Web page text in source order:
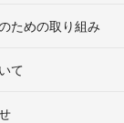
ための取り組み
て